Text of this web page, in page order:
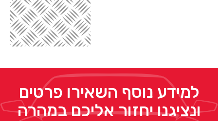
למידע נוסף השאירו פרטים
ונציגנו יחזור אליכם במהרה